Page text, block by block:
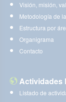
Visión, misión,
Metodología de
Estructura por
Organigrama
Contacto
Actividades
Listado de